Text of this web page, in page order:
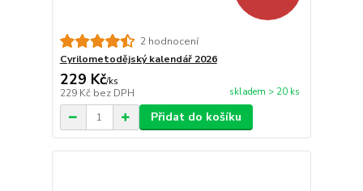
2 hodnocení
Cyrilometodějský kalendář 2026
229 Kč/ks
229 Kč bez DPH skladem > 20 ks
Přidat do košíku